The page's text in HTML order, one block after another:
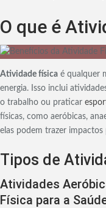
O que é
Atividade física é qualquer
energia. Isso inclui
o trabalho ou praticar
físicas, como aeróbicas,
elas podem trazer impactos
Tipos de
Atividades
Física para a